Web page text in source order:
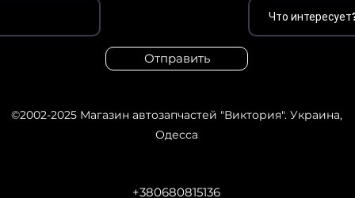
Отправить
©2002-2025Магазин автозапчастей "Виктория". Украина,
Одесса
+380680815136